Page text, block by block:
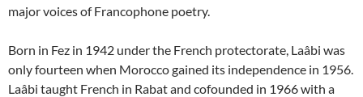
major voices of Francophone poetry.
Born in Fez in 1942 under the French protectorate, Laâbi was
only fourteen when Morocco gained its independence in 1956.
Laâbi taught French in Rabat and cofounded in 1966 with a